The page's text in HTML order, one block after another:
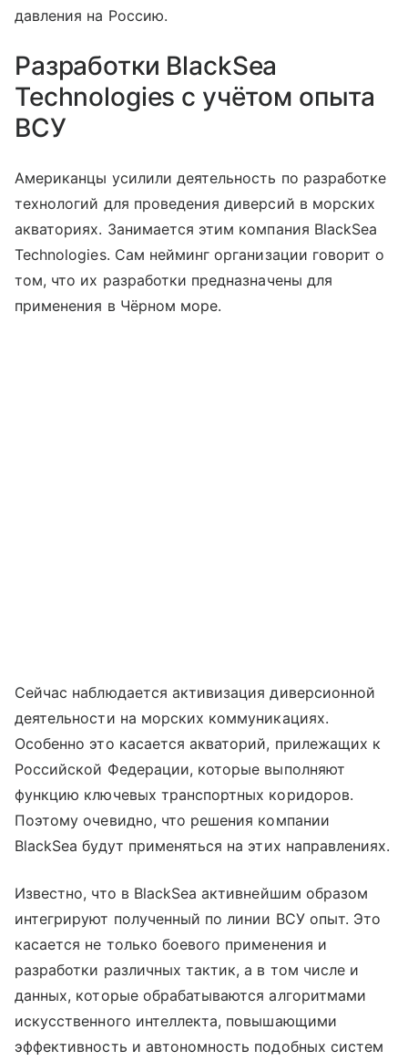
давления на Россию.
Разработки BlackSea
Technologies с учётом опыта
ВСУ
Американцы усилили деятельность по разработке
технологий для проведения диверсий в морских
акваториях. Занимается этим компания BlackSea
Technologies. Сам нейминг организации говорит о
том, что их разработки предназначены для
применения в Чёрном море.
Сейчас наблюдается активизация диверсионной
деятельности на морских коммуникациях.
Особенно это касается акваторий, прилежащих к
Российской Федерации, которые выполняют
функцию ключевых транспортных коридоров.
Поэтому очевидно, что решения компании
BlackSea будут применяться на этих направлениях.
Известно, что в BlackSea активнейшим образом
интегрируют полученный по линии ВСУ опыт. Это
касается не только боевого применения и
разработки различных тактик, а в том числе и
данных, которые обрабатываются алгоритмами
искусственного интеллекта, повышающими
эффективность и автономность подобных систем